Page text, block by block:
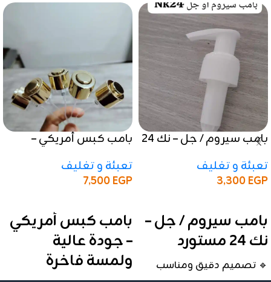
بامب سيروم / جل – نك 24
تعبئة و تغليف
3,300EGP
بامب سيروم / جل –
نك 24 مستورد
🔹 تصميم دقيق ومناسب
بامب كبس أمريكي –
تعبئة و تغليف
7,500EGP
بامب كبس أمريكي
– جودة عالية
ولمسة فاخرة